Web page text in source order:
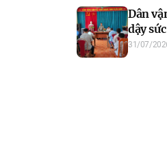
Dân
dậy
cao
31/07/